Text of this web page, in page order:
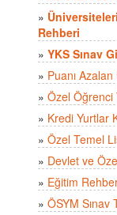
»
Rehberi
» YKS Sınav
» Puanı
» Özel Öğrenci
» Kredi Yurtlar
» Özel Temel
» Devlet ve
» Eğitim
» ÖSYM Sınav